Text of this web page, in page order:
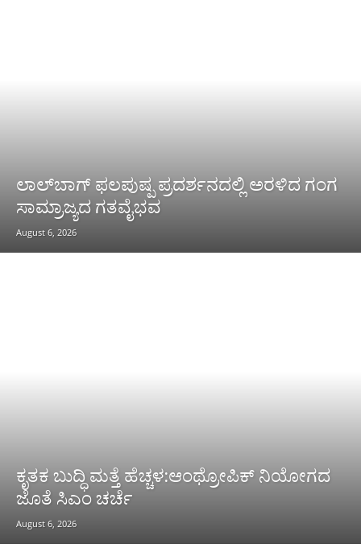
ಲಾಲ್‌ಬಾಗ್ ಫಲಪುಷ್ಪ ಪ್ರದರ್ಶನದಲ್ಲಿ ಅರಳಿದ ಗಂಗ
ಸಾಮ್ರಾಜ್ಯದ ಗತವೈಭವ
August 6, 2026
ಕೃತಕ ಬುದ್ಧಿ ಮತ್ತೆ ಹೆಚ್ಚಳ:ಆಂಥ್ರೋಪಿಕ್ ನಿಯೋಗದ
ಜೊತೆ ಸಿಎಂ ಚರ್ಚೆ
August 6, 2026